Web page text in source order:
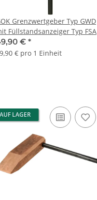
Grenzwertgeber Typ GWD
Füllstandsanzeiger Typ FSA
€ *
€ pro 1 Einheit
AUF LAGER